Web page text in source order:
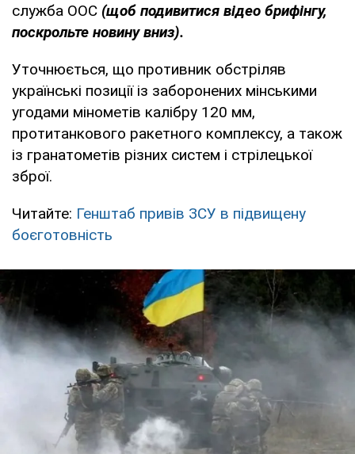
служба ООС (щоб подивитися відео брифінгу,
поскрольте новину вниз).
Уточнюється, що противник обстріляв
українські позиції із заборонених мінськими
угодами мінометів калібру 120 мм,
протитанкового ракетного комплексу, а також
із гранатометів різних систем і стрілецької
зброї.
Читайте: Генштаб привів ЗСУ в підвищену
боєготовність